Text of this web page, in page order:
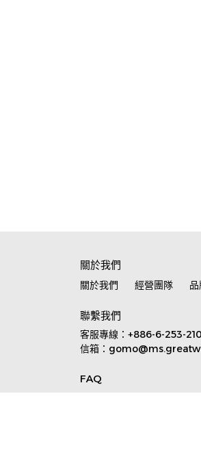
關於我們
關於我們 經營團隊
聯繫我們
客服專線：+886-6-253-
信箱：
FAQ